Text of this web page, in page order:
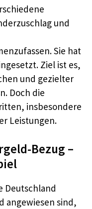
und
Sie hat
Ziel ist es,
und gezielter
Doch die
insbesondere
Leistungen.
Bezug –
Deutschland
angewiesen sind,